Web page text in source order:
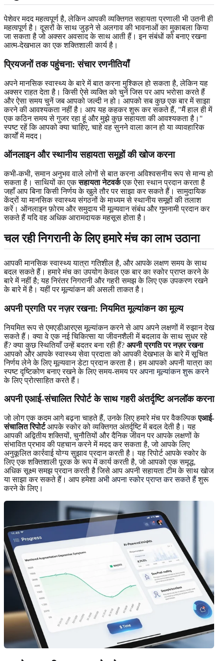
पेशेवर मदद महत्वपूर्ण है, लेकिन आपकी व्यक्तिगत सहायता प्रणाली भी उतनी ही
महत्वपूर्ण है। दूसरों के साथ जुड़ने से अलगाव की भावनाओं का मुकाबला किया
जा सकता है जो अक्सर अवसाद के साथ आती हैं। इन संबंधों को बनाए रखना
आत्म-देखभाल का एक शक्तिशाली कार्य है।
प्रियजनों तक पहुंचना: संचार रणनीतियाँ
अपने मानसिक स्वास्थ्य के बारे में बात करना मुश्किल हो सकता है, लेकिन यह
अक्सर राहत देता है। किसी ऐसे व्यक्ति को चुनें जिस पर आप भरोसा करते हैं
और ऐसा समय चुनें जब आपको जल्दी न हो। आपको सब कुछ एक बार में साझा
करने की आवश्यकता नहीं है। आप यह कहकर शुरू कर सकते हैं, "मैं हाल ही में
एक कठिन समय से गुजर रहा हूं और मुझे कुछ सहायता की आवश्यकता है।"
स्पष्ट रहें कि आपको क्या चाहिए, चाहे वह सुनने वाला कान हो या व्यावहारिक
कार्यों में मदद।
ऑनलाइन और स्थानीय सहायता समूहों की खोज करना
कभी-कभी, समान अनुभव वाले लोगों से बात करना अविश्वसनीय रूप से मान्य हो
सकता है। साथियों का एकसहायता नेटवर्कएक ऐसा स्थान प्रदान करता है
जहाँ आप बिना किसी निर्णय के खुले तौर पर साझा कर सकते हैं। सामुदायिक
केंद्रों या मानसिक स्वास्थ्य संगठनों के माध्यम से स्थानीय समूहों की तलाश
करें। ऑनलाइन फ़ोरम और समुदाय भी मूल्यवान संबंध और गुमनामी प्रदान कर
सकते हैं यदि वह अधिक आरामदायक महसूस होता है।
चल रही निगरानी के लिए हमारे मंच का लाभ उठाना
आपकी मानसिक स्वास्थ्य यात्रा गतिशील है, और आपके लक्षण समय के साथ
बदल सकते हैं। हमारे मंच का उपयोग केवल एक बार का स्कोर प्राप्त करने के
बारे में नहीं है; यह निरंतर निगरानी और गहरी समझ के लिए एक उपकरण रखने
के बारे में है। यहीं पर मूल्यांकन की असली ताकत है।
अपनी प्रगति पर नज़र रखना: नियमित मूल्यांकन का मूल्य
नियमित रूप से एमएडीआरएस मूल्यांकन करने से आप अपने लक्षणों में रुझान देख
सकते हैं। क्या वे एक नई चिकित्सा या जीवनशैली में बदलाव के साथ सुधर रहे
हैं? क्या कुछ स्थितियाँ उन्हें बदतर बना रही हैं? अपनी प्रगति पर नज़र रखना
आपको और आपके स्वास्थ्य सेवा प्रदाता को आपकी देखभाल के बारे में सूचित
निर्णय लेने के लिए मूल्यवान डेटा प्रदान करता है। हम आपको अपनी यात्रा का
स्पष्ट दृष्टिकोण बनाए रखने के लिए समय-समय परअपना मूल्यांकन शुरू करने
के लिए प्रोत्साहित करते हैं।
अपनी एआई-संचालित रिपोर्ट के साथ गहरी अंतर्दृष्टि अनलॉक करना
जो लोग एक कदम आगे बढ़ना चाहते हैं, उनके लिए हमारे मंच पर वैकल्पिकएआई-
संचालित रिपोर्टआपके स्कोर को व्यक्तिगत अंतर्दृष्टि में बदल देती है। यह
आपकी अद्वितीय शक्तियों, चुनौतियों और दैनिक जीवन पर आपके लक्षणों के
संभावित प्रभाव की पहचान करने में मदद कर सकता है, जो आपके लिए
अनुकूलित कार्रवाई योग्य सुझाव प्रदान करती है। यह रिपोर्ट आपके स्कोर के
लिए एक शक्तिशाली पूरक के रूप में कार्य करती है, जो आपको एक समृद्ध,
अधिक सूक्ष्म समझ प्रदान करती है जिसे आप अपनी सहायता टीम के साथ खोज
या साझा कर सकते हैं। आप हमेशा अभी अपना स्कोर प्राप्त कर सकते हैंशुरू
करने के लिए।